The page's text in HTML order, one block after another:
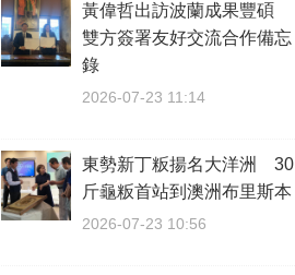
黃偉哲出訪波蘭成果豐碩
雙方簽署友好交流合作備忘
錄
2026-07-23 11:14
東勢新丁粄揚名大洋洲 30
斤龜粄首站到澳洲布里斯本
2026-07-23 10:56